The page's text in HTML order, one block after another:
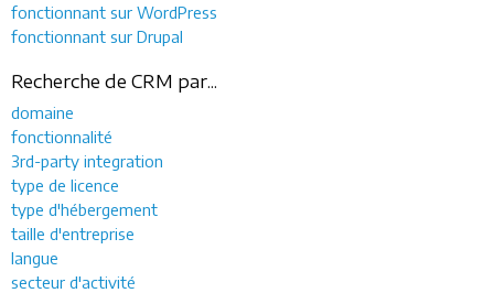
fonctionnant sur WordPress
fonctionnant sur Drupal
Recherche de CRM par...
domaine
fonctionnalité
3rd-party integration
type de licence
type d'hébergement
taille d'entreprise
langue
secteur d'activité